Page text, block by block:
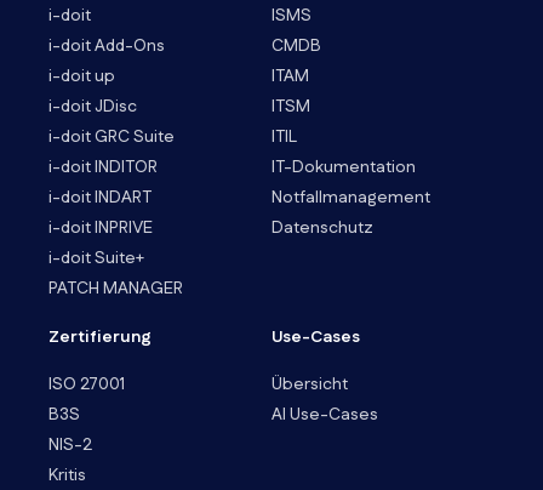
i-doit
i-doit Add-Ons
i-doit up
i-doit JDisc
i-doit GRC Suite
i-doit INDITOR
i-doit INDART
i-doit INPRIVE
i-doit Suite+
PATCH MANAGER
ISMS
CMDB
ITAM
ITSM
ITIL
IT-Dokumentation
Notfallmanagement
Datenschutz
Zertifierung
ISO 27001
B3S
NIS-2
Kritis
Use-Cases
Übersicht
AI Use-Cases